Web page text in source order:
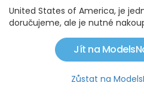
LIEBHERR RL66
United States of America, je
doručujeme, ale je nutné
Jít na
Zůstat na